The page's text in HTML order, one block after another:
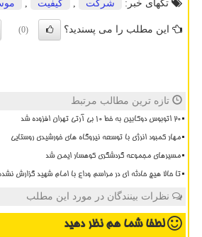
تگهای خبر:
شركت كیفیت
این مطلب را می پسندید؟ (0)
تازه ترین مطالب مرتبط
20 اتوبوس دوکابین به خط 10 بی آرتی تهران افزوده شد
مهار کمبود انرژی با توسعه نیروگاه های خورشیدی روستایی
مسیرهای مجموعه گردشگری کوهسار ایمن شد
تا حالا هیچ حادثه ای در مراسم وداع با امام شهید گزارش
نظرات بینندگان در مورد این مطلب
لطفا شما همنظر دهید